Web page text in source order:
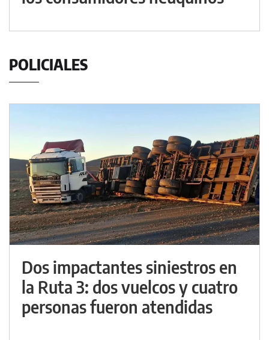
POLICIALES
Dos impactantes siniestros en
la Ruta 3: dos vuelcos y cuatro
personas fueron atendidas